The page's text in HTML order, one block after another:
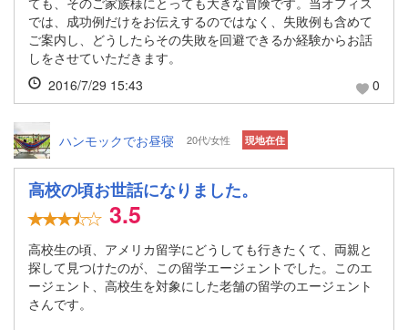
では、成功例だけをお伝えするのではなく、失敗例も含めて
ご案内し、どうしたらその失敗を回避できるか経験からお話
しをさせていただきます。
2016/7/29 15:43
0
ハンモックでお昼寝 20代/女性 現地在住
高校の頃お世話になりました。
3.5
高校生の頃、アメリカ留学にどうしても行きたくて、両親と
探して見つけたのが、この留学エージェントでした。このエ
ージェント、高校生を対象にした老舗の留学のエージェント
さんです。